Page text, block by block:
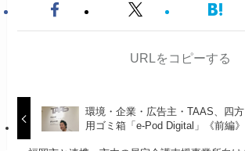
URLをコピーする
環境・企業・広告主・TAAS、四
用ゴミ箱「e-Pod Digital」《前編》